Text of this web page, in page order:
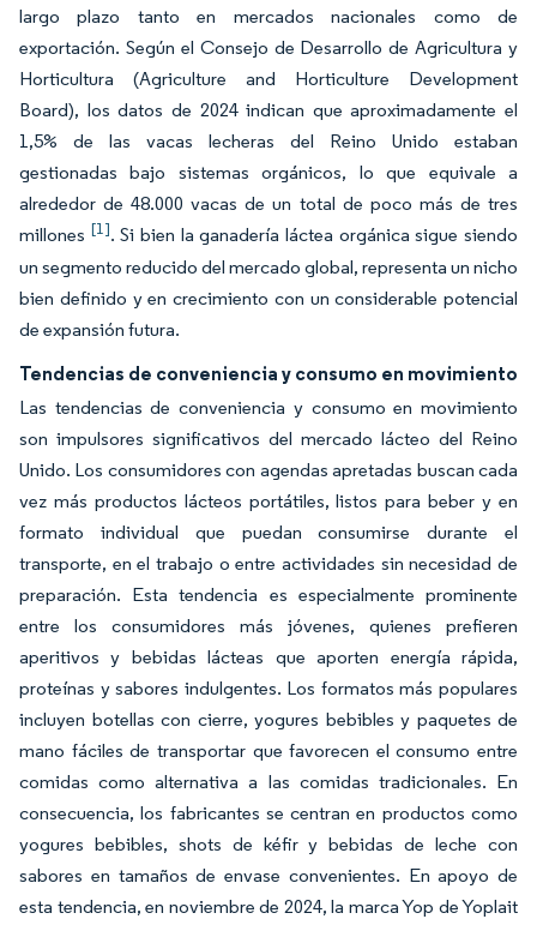
largo plazo tanto en mercados nacionales como de
exportación. Según el Consejo de Desarrollo de Agricultura y
Horticultura (Agriculture and Horticulture Development
Board), los datos de 2024 indican que aproximadamente el
1,5% de las vacas lecheras del Reino Unido estaban
gestionadas bajo sistemas orgánicos, lo que equivale a
alrededor de 48.000 vacas de un total de poco más de tres
millones [1]. Si bien la ganadería láctea orgánica sigue siendo
un segmento reducido del mercado global, representa un nicho
bien definido y en crecimiento con un considerable potencial
de expansión futura.
Tendencias de conveniencia y consumo en movimiento
Las tendencias de conveniencia y consumo en movimiento
son impulsores significativos del mercado lácteo del Reino
Unido. Los consumidores con agendas apretadas buscan cada
vez más productos lácteos portátiles, listos para beber y en
formato individual que puedan consumirse durante el
transporte, en el trabajo o entre actividades sin necesidad de
preparación. Esta tendencia es especialmente prominente
entre los consumidores más jóvenes, quienes prefieren
aperitivos y bebidas lácteas que aporten energía rápida,
proteínas y sabores indulgentes. Los formatos más populares
incluyen botellas con cierre, yogures bebibles y paquetes de
mano fáciles de transportar que favorecen el consumo entre
comidas como alternativa a las comidas tradicionales. En
consecuencia, los fabricantes se centran en productos como
yogures bebibles, shots de kéfir y bebidas de leche con
sabores en tamaños de envase convenientes. En apoyo de
esta tendencia, en noviembre de 2024, la marca Yop de Yoplait